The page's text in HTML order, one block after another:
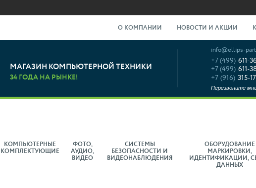
О КОМПАНИИ НОВОСТИ И АКЦИИ
МАГАЗИН КОМПЬЮТЕРНОЙ ТЕХНИКИ
34 ГОДА НА РЫНКЕ!
info@ellips-
+7 (499) 611-
+7 (499) 611-
+7 (916) 315-
Перезвоните
КОМПЬЮТЕРНЫЕ
КОМПЛЕКТУЮЩИЕ
ФОТО,
АУДИО,
ВИДЕО
СИСТЕМЫ
БЕЗОПАСНОСТИ И
ВИДЕОНАБЛЮДЕНИЯ
ОБОРУДОВАНИЕ
МАРКИРОВКИ,
ИДЕНТИФИКАЦИИ,
ДАННЫХ